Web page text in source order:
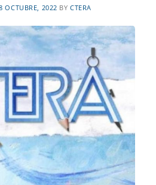
OCTUBRE, 2022 BY CTERA